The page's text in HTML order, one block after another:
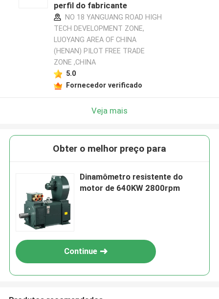
perfil do fabricante
NO 18 YANGUANG ROAD HIGH
TECH DEVELOPMENT ZONE,
LUOYANG AREA OF CHINA
(HENAN) PILOT FREE TRADE
ZONE ,CHINA
5.0
Fornecedor verificado
Veja mais
Obter o melhor preço para
Dinamômetro resistente do
motor de 640KW 2800rpm
Continue